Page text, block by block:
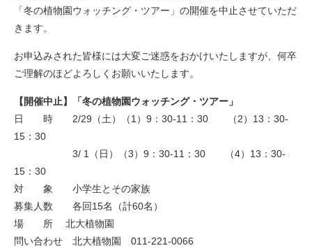
「冬の植物園ウォッチング・ツアー」の開催を中止させていただ
きます。
お申込みされた皆様には大変ご迷惑をおかけいたしますが、何卒
ご理解のほどよろしくお願いいたします。
【開催中止】「冬の植物園ウォッチング・ツアー」
日 時 2/29（土）（1）9：30-11：30 （2）13：30-
15：30
3/ 1（日）（3）9：30-11：30 （4）13：30-
15：30
対 象 小学生とその家族
募集人数 各回15名（計60名）
場 所 北大植物園
問い合わせ 北大植物園 011-221-0066